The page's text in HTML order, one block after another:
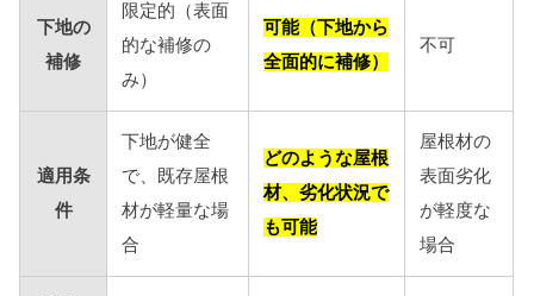
下地の
補修
限定的（表面
的な補修の
み）
可能（下地から
全面的に補修）
不可
適用条
件
下地が健全
で、既存屋根
材が軽量な場
合
どのような屋根
材、劣化状況で
も可能
屋根材の
表面劣化
が軽度な
場合